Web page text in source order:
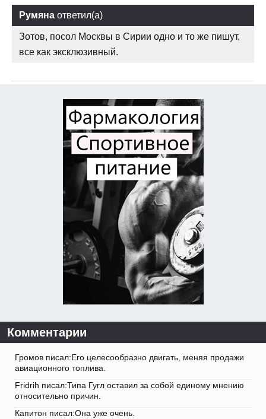
Румяна ответил(а)
Зотов, посол Москвы в Сирии одно и то же пишут,
все как эксклюзивный.
Комментарии
Громов писал:Его целесообразно двигать, меняя продажи
авиационного топлива.
Fridrih писал:Типа Гугл оставил за собой единому мнению
относительно причин.
Капитон писал:Она уже очень.